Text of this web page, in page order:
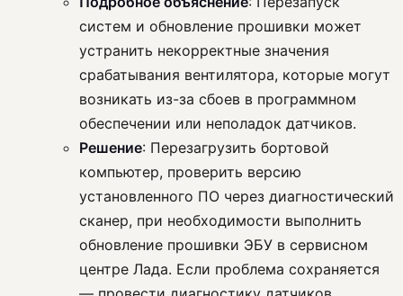
систем и обновление прошивки может
устранить некорректные значения
срабатывания вентилятора, которые могут
возникать из-за сбоев в программном
обеспечении или неполадок датчиков.
Решение: Перезагрузить бортовой
компьютер, проверить версию
установленного ПО через диагностический
сканер, при необходимости выполнить
обновление прошивки ЭБУ в сервисном
центре Лада. Если проблема сохраняется